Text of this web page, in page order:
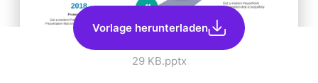
Vorlage herunterladen
29 KB.pptx